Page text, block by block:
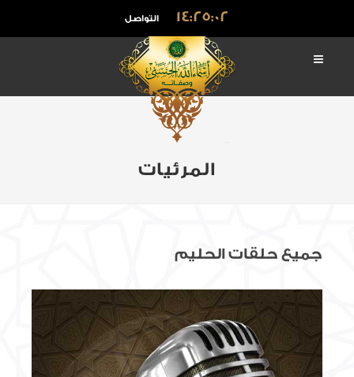
14:25:03 التواصل
المرئيات
جميع حلقات الحليم